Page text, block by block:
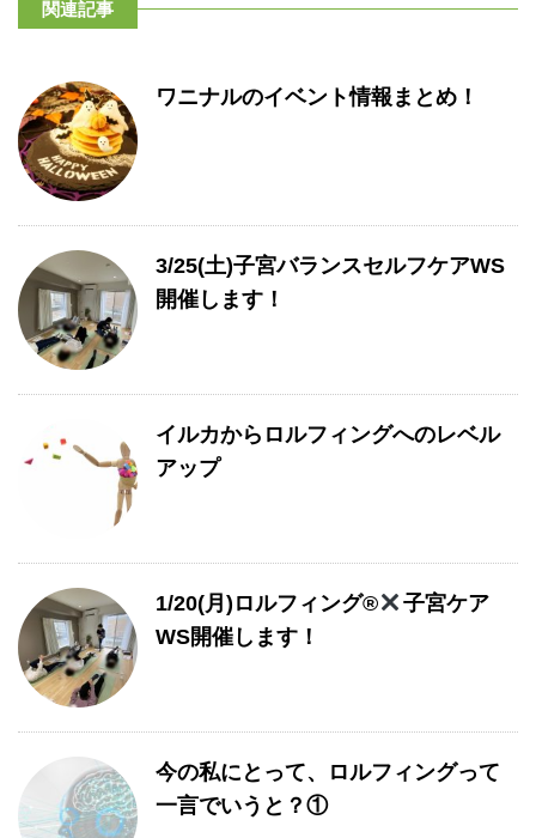
関連記事
ワニナルのイベント情報まとめ！
3/25(土)子宮バランスセルフケアWS
開催します！
イルカからロルフィングへのレベル
アップ
1/20(月)ロルフィング®︎
子宮ケア
WS開催します！
今の私にとって、ロルフィングって
一言でいうと？①